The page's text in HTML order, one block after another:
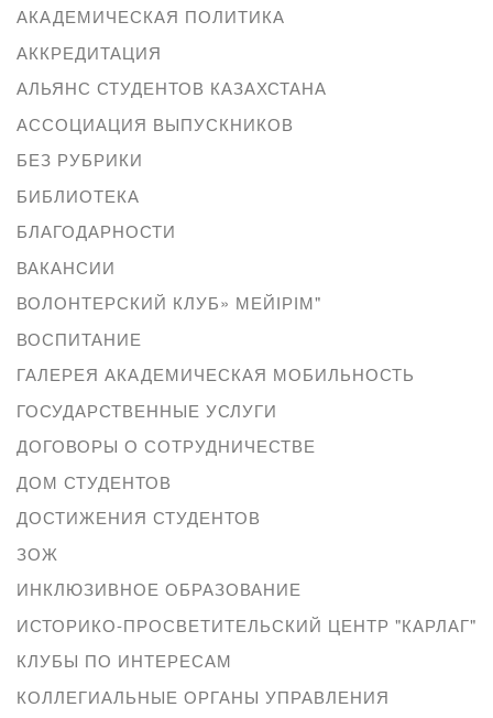
АКАДЕМИЧЕСКАЯ ПОЛИТИКА
АККРЕДИТАЦИЯ
АЛЬЯНС СТУДЕНТОВ КАЗАХСТАНА
АССОЦИАЦИЯ ВЫПУСКНИКОВ
БЕЗ РУБРИКИ
БИБЛИОТЕКА
БЛАГОДАРНОСТИ
ВАКАНСИИ
ВОЛОНТЕРСКИЙ КЛУБ» МЕЙІРІМ"
ВОСПИТАНИЕ
ГАЛЕРЕЯ АКАДЕМИЧЕСКАЯ МОБИЛЬНОСТЬ
ГОСУДАРСТВЕННЫЕ УСЛУГИ
ДОГОВОРЫ О СОТРУДНИЧЕСТВЕ
ДОМ СТУДЕНТОВ
ДОСТИЖЕНИЯ СТУДЕНТОВ
ЗОЖ
ИНКЛЮЗИВНОЕ ОБРАЗОВАНИЕ
ИСТОРИКО-ПРОСВЕТИТЕЛЬСКИЙ ЦЕНТР "КАРЛАГ"
КЛУБЫ ПО ИНТЕРЕСАМ
КОЛЛЕГИАЛЬНЫЕ ОРГАНЫ УПРАВЛЕНИЯ